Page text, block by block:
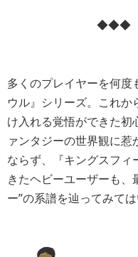
◆◆◆
多くのプレイヤーを何度
ウル』シリーズ。これ
け入れる覚悟ができた初
ァンタジーの世界観に
ならず、『キングスフィ
きたヘビーユーザーも、
ー”の系譜を辿ってみて